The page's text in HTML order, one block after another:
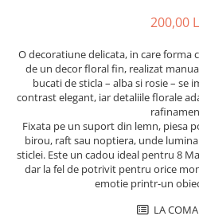
200,00
O decoratiune delicata, in care forma
de un decor floral fin, realizat
bucati de sticla – alba si rosie – se
contrast elegant, iar detaliile florale
Fixata pe un suport din lemn, piesa
birou, raft sau noptiera, unde
sticlei. Este un cadou ideal pentru 8
dar la fel de potrivit pentru orice
emotie printr-un
LA